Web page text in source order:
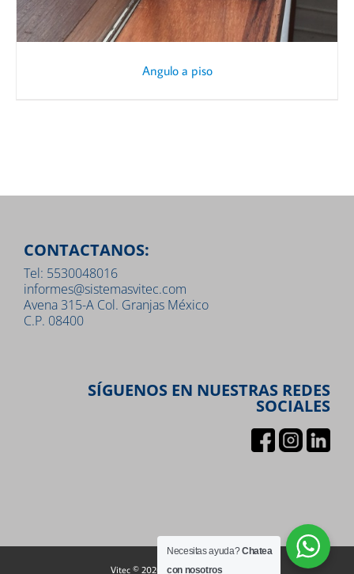
Angulo a piso
CONTACTANOS:
Tel: 5530048016
informes@sistemasvitec.com
Avena 315-A Col. Granjas México
C.P. 08400
SÍGUENOS EN NUESTRAS REDES
SOCIALES
Vitec © 2026 |Aviso de privacidad
Necesitas ayuda?Chatea
con nosotros